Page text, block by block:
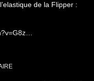
de la Flipper :